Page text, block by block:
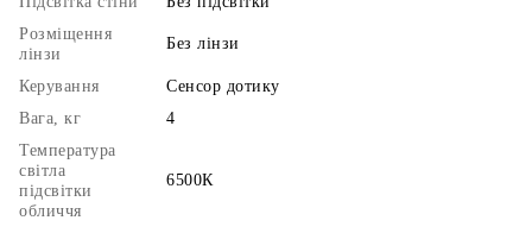
Розміщення
лінзи
Без лінзи
Керування
Сенсор дотику
Вага, кг
4
Температура
світла
підсвітки
обличчя
6500К